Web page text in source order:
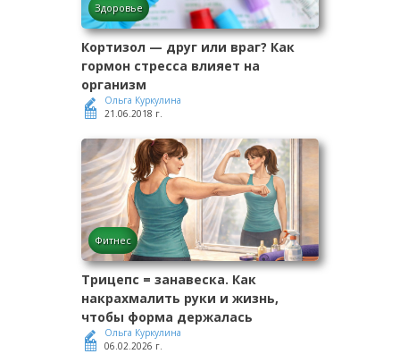
Здоровье
Кортизол — друг или враг? Как
гормон стресса влияет на
организм
Ольга Куркулина
21.06.2018 г.
Фитнес
Трицепс = занавеска. Как
накрахмалить руки и жизнь,
чтобы форма держалась
Ольга Куркулина
06.02.2026 г.